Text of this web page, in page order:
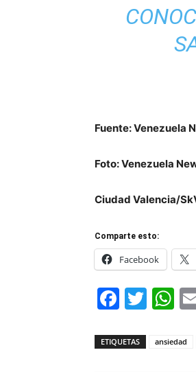
Fuente: Venezuela
Foto: Venezuela
Ciudad Valencia/
Comparte esto:
Facebook
ETIQUETAS ansiedad